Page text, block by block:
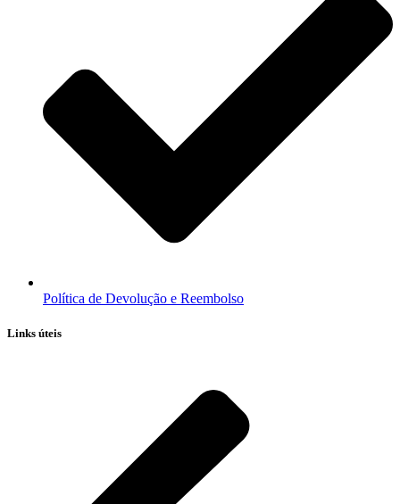
Política de Devolução e Reembolso
Links úteis